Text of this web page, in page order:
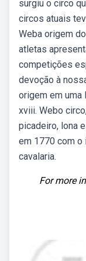
surgiu o circo
circos atuais
Weba origem
atletas
competições
devoção à
origem em uma
xviii. Webo
picadeiro, lona
em 1770 com o
cavalaria.
For more